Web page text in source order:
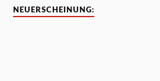
NEUERSCHEINUNG: